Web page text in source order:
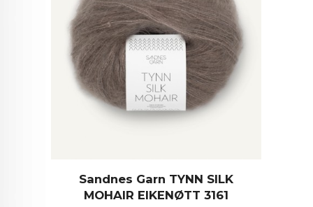
Sandnes Garn TYNN SILK
MOHAIR EIKENØTT 3161